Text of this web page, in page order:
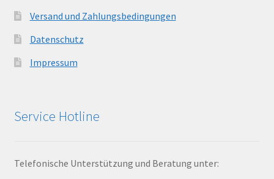
Versand und Zahlungsbedingungen
Datenschutz
Impressum
Service Hotline
Telefonische Unterstützung und Beratung unter: